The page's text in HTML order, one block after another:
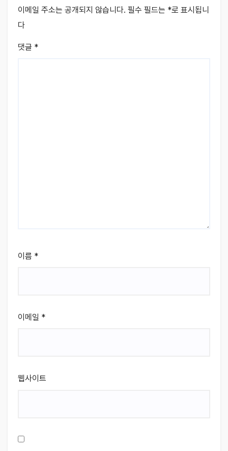
이메일 주소는 공개되지 않습니다. 필수 필드는 *로 표시됩니
다
댓글 *
이름 *
이메일 *
웹사이트